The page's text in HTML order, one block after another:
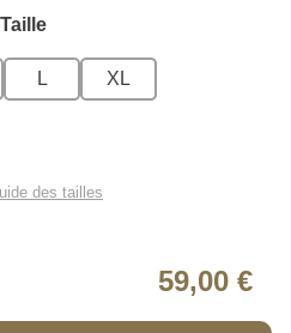
Taille
L XL
des tailles
59,00 €